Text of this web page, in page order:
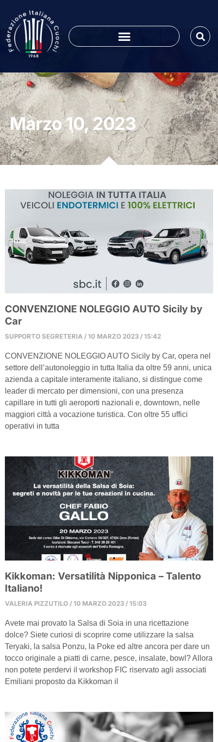
Marzo 10, 2023
CONVENZIONE NOLEGGIO AUTO Sicily by
Car
SUPPORTO SEGRETERIA 10 MARZO 2023 15:42
CONVENZIONE NOLEGGIO AUTO Sicily by Car, opera nel
settore dell’autonoleggio in tutta Italia da oltre 59 anni, unica
azienda a capitale interamente italiano, si distingue come
leader di mercato per dimensioni, con una presenza
capillare in tutti gli aeroporti nazionali e, downtown, nelle
maggiori città a vocazione turistica. Con oltre 55 uffici
operativi in tutta
Kikkoman: Versatilità Nipponica – Talento
Italiano!
VALERIA PIZZUTILO 10 MARZO 2023 15:03
Avete mai provato la Salsa di Soia in una ricettazione
dolce? Siete curiosi di scoprire come utilizzare la salsa
Teryaki, la salsa Ponzu, la Poke ed altre ancora per dare un
tocco originale a piatti di carne, pesce, insalate, bowl? Allora
non potete perdervi il workshop FIC riservato agli associati
Emiliani proposto da Kikkoman il